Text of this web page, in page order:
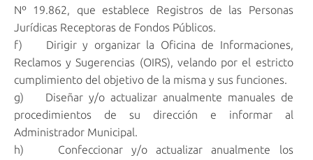
Nº 19.862, que establece Registros de las Personas
Jurídicas Receptoras de Fondos Públicos.
f) Dirigir y organizar la Oficina de Informaciones,
Reclamos y Sugerencias (OIRS), velando por el estricto
cumplimiento del objetivo de la misma y sus funciones.
g) Diseñar y/o actualizar anualmente manuales de
procedimientos de su dirección e informar al
Administrador Municipal.
h) Confeccionar y/o actualizar anualmente los